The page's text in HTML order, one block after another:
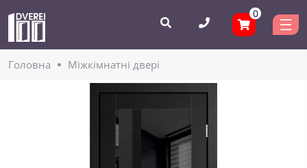
0
Головнa Міжкімнатні двері